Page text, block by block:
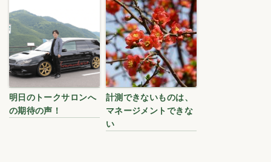
明日のトークサロンへ
の期待の声！
計測できないものは、
マネージメントできな
い